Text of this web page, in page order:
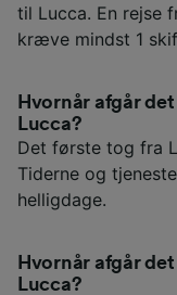
til Lucca. En rejse
kræve mindst 1
Hvornår afgår
Lucca?
Det første tog fra
Tiderne og
helligdage.
Hvornår afgår
Lucca?